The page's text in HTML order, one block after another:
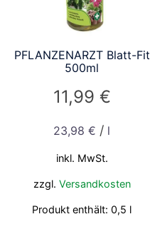
PFLANZENARZT Blatt-Fit
500ml
11,99 €
23,98€ / l
inkl. MwSt.
zzgl. Versandkosten
Produkt enthält: 0,5 l